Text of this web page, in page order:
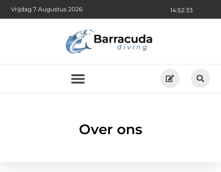
14:52:33
Vrijdag 7 Augustus 2026
Over ons